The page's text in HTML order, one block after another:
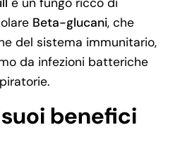
Beta-glucani, che
del sistema immunitario,
da infezioni batteriche
benefici